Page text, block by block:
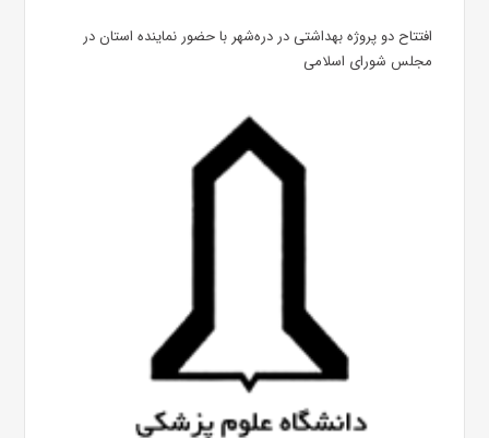
افتتاح دو پروژه بهداشتی در دره‌شهر با حضور نماینده استان در
مجلس شورای اسلامی